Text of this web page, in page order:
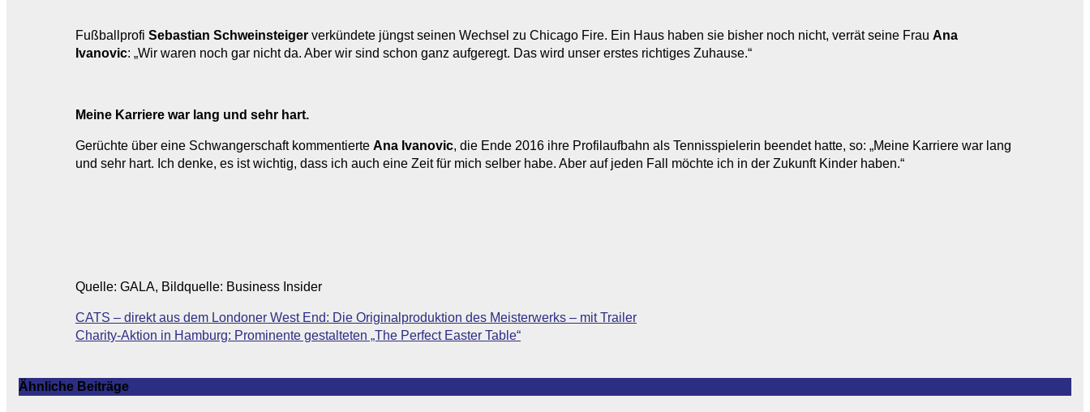
Fußballprofi Sebastian Schweinsteiger verkündete jüngst seinen Wechsel zu Chicago Fire. Ein Haus haben sie bisher noch nicht, verrät seine Frau Ana
Ivanovic: „Wir waren noch gar nicht da. Aber wir sind schon ganz aufgeregt. Das wird unser erstes richtiges Zuhause.“
Meine Karriere war lang und sehr hart.
Gerüchte über eine Schwangerschaft kommentierte Ana Ivanovic, die Ende 2016 ihre Profilaufbahn als Tennisspielerin beendet hatte, so: „Meine Karriere war lang
und sehr hart. Ich denke, es ist wichtig, dass ich auch eine Zeit für mich selber habe. Aber auf jeden Fall möchte ich in der Zukunft Kinder haben.“
Quelle: GALA, Bildquelle: Business Insider
Beitragsnavigation
CATS – direkt aus dem Londoner West End: Die Originalproduktion des Meisterwerks – mit Trailer
Charity-Aktion in Hamburg: Prominente gestalteten „The Perfect Easter Table“
Ähnliche Beiträge